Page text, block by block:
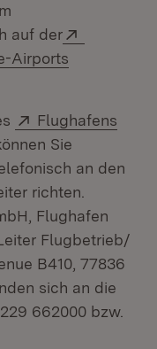
auf der
Airports
Extern:
Flughafens
in neuem
Sie
an den
richten.
Flughafen
Flugbetrieb/
B410, 77836
sich an die
662000 bzw.